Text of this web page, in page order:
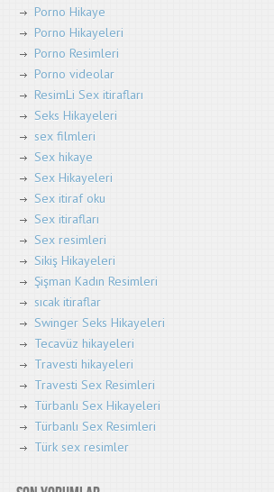
Porno Hikaye
Porno Hikayeleri
Porno Resimleri
Porno videolar
ResimLi Sex itirafları
Seks Hikayeleri
sex filmleri
Sex hikaye
Sex Hikayeleri
Sex itiraf oku
Sex itirafları
Sex resimleri
Sikiş Hikayeleri
Şişman Kadın Resimleri
sıcak itiraflar
Swinger Seks Hikayeleri
Tecavüz hikayeleri
Travesti hikayeleri
Travesti Sex Resimleri
Türbanlı Sex Hikayeleri
Türbanlı Sex Resimleri
Türk sex resimler